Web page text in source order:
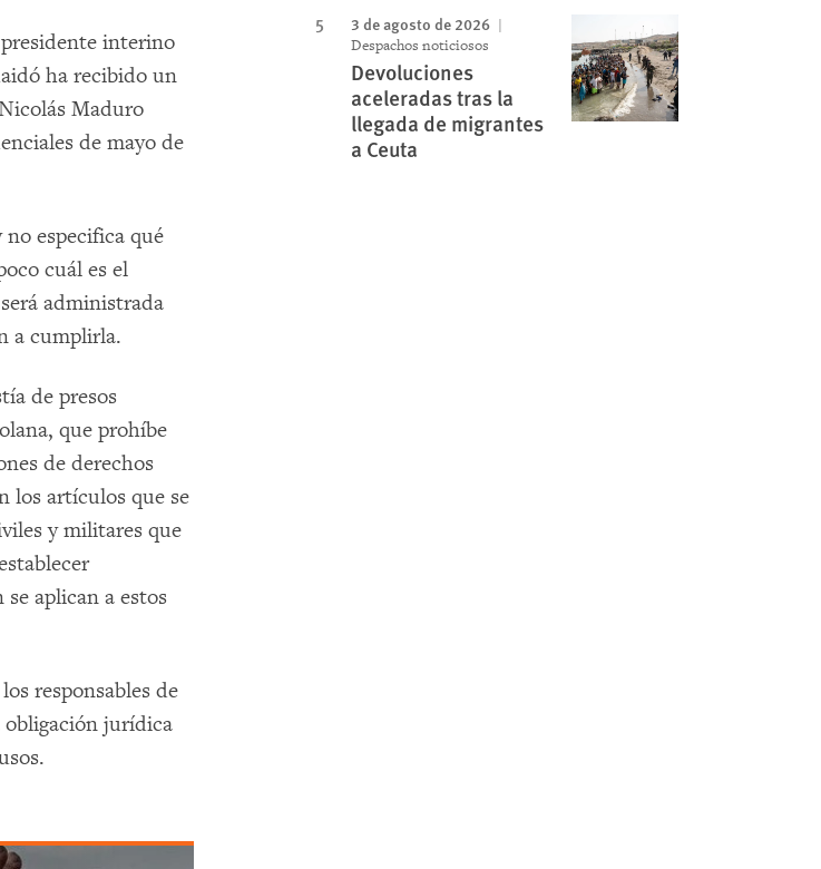
interino
ha recibido un
Maduro
de mayo de
especifica qué
cuál es el
administrada
a cumplirla.
de presos
que prohíbe
de derechos
los artículos que se
y militares que
aplican a estos
responsables de
obligación jurídica
3 de agosto de 2026
Despachos noticiosos
Devoluciones
aceleradas tras la
llegada de migrantes
a Ceuta